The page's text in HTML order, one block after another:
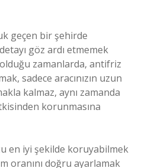
geçen bir şehirde
göz ardı etmemek
zamanlarda, antifriz
sadece aracınızın uzun
kalmaz, aynı zamanda
korunmasına
en iyi şekilde koruyabilmek
oranını doğru ayarlamak